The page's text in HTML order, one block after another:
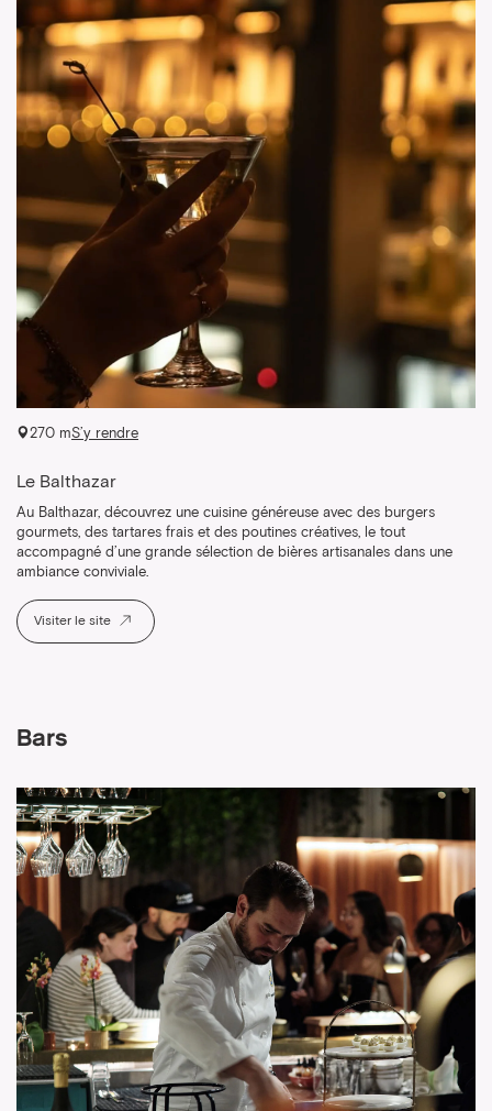
270 mS’y rendre
Le Balthazar
Au Balthazar, découvrez une cuisine généreuse avec des burgers
gourmets, des tartares frais et des poutines créatives, le tout
accompagné d’une grande sélection de bières artisanales dans une
ambiance conviviale.
Visiter le site
Bars